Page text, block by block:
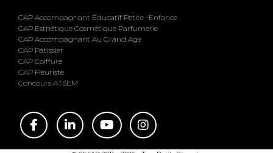
CAP Accompagnant Éducatif Petite -Enfance
CAP Esthétique Cosmétique Parfumerie
CAP Accompagnant Au Grand Age
CAP Pâtissier
CAP Coiffure
CAP Fleuriste
Concours ATSEM